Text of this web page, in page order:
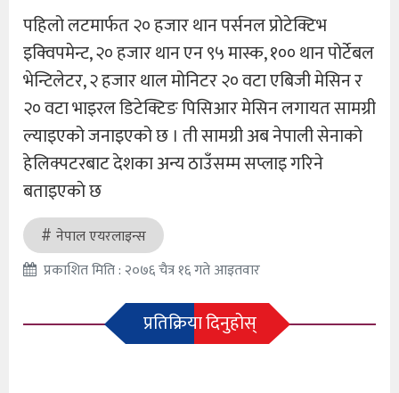
पहिलो लटमार्फत २० हजार थान पर्सनल प्रोटेक्टिभ
इक्‍विपमेन्ट, २० हजार थान एन ९५ मास्क, १०० थान पोर्टेबल
भेन्टिलेटर, २ हजार थाल मोनिटर २० वटा एबिजी मेसिन र
२० वटा भाइरल डिटेक्टिङ पिसिआर मेसिन लगायत सामग्री
ल्याइएको जनाइएको छ । ती सामग्री अब नेपाली सेनाकाे
हेलिक्पटरबाट देशका अन्य ठाउँसम्म सप्लाइ गरिने
बताइएकाे छ
नेपाल एयरलाइन्स
प्रकाशित मिति : २०७६ चैत्र १६ गते आइतवार
प्रतिक्रिया दिनुहोस्